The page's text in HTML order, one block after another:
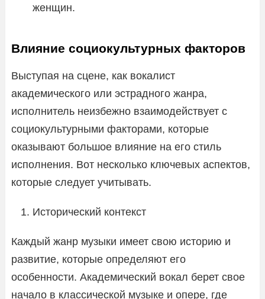
женщин.
Влияние социокультурных факторов
Выступая на сцене, как вокалист
академического или эстрадного жанра,
исполнитель неизбежно взаимодействует с
социокультурными факторами, которые
оказывают большое влияние на его стиль
исполнения. Вот несколько ключевых аспектов,
которые следует учитывать.
Исторический контекст
Каждый жанр музыки имеет свою историю и
развитие, которые определяют его
особенности. Академический вокал берет свое
начало в классической музыке и опере, где